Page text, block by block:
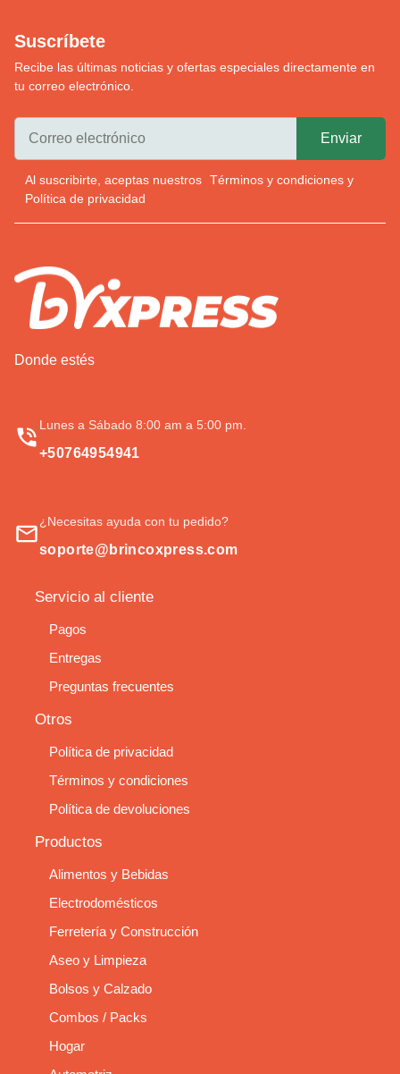
Suscríbete
Recibe las últimas noticias y ofertas especiales directamente en
tu correo electrónico.
Al suscribirte, aceptas nuestros Términos y condiciones y
Política de privacidad
Donde estés
Lunes a Sábado 8:00 am a 5:00 pm.
+50764954941
¿Necesitas ayuda con tu pedido?
soporte@brincoxpress.com
Servicio al cliente
Pagos
Entregas
Preguntas frecuentes
Otros
Política de privacidad
Términos y condiciones
Política de devoluciones
Productos
Alimentos y Bebidas
Electrodomésticos
Ferretería y Construcción
Aseo y Limpieza
Bolsos y Calzado
Combos / Packs
Hogar